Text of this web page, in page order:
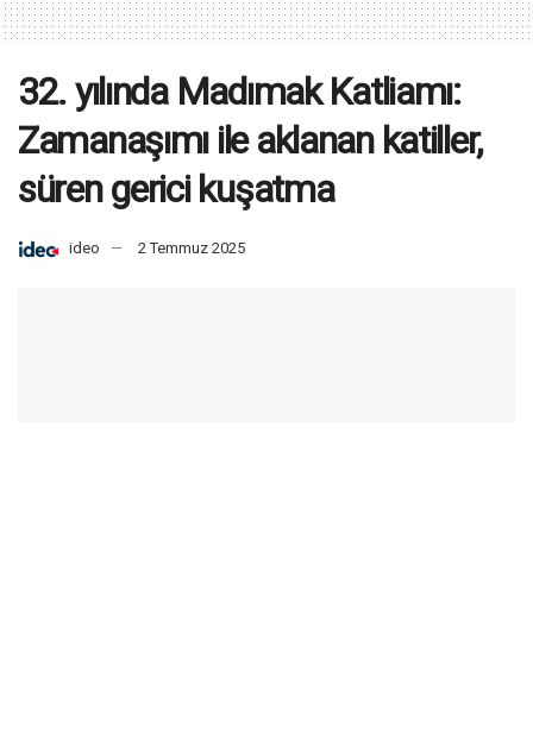
32. yılında Madımak Katliamı:
Zamanaşımı ile aklanan katiller,
süren gerici kuşatma
ideo 2 Temmuz 2025